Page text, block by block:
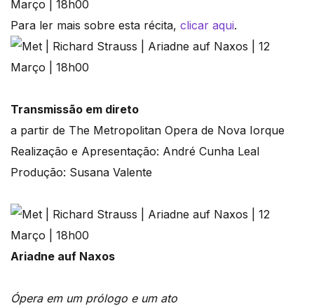
Para ler mais sobre esta récita, clicar aqui.
Transmissão em direto
a partir de The Metropolitan Opera de Nova Iorque
Realização e Apresentação: André Cunha Leal
Produção: Susana Valente
Ariadne auf Naxos
Ópera em um prólogo e um ato